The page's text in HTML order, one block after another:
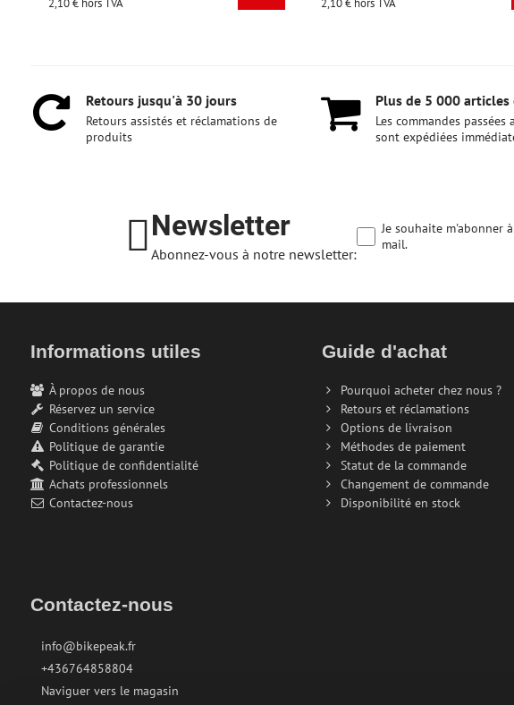
2,10 € hors TVA 2,10 € hors TVA
Retours jusqu'à 30 jours
Retours assistés et réclamations de
produits
Plus de 5 000 articles
Les commandes passées
sont expédiées
Newsletter
Abonnez-vous à notre newsletter:
Je souhaite m'abonner
mail.
Informations utiles
À propos de nous
Réservez un service
Conditions générales
Politique de garantie
Politique de confidentialité
Achats professionnels
Contactez-nous
Guide d'achat
Pourquoi acheter chez nous ?
Retours et réclamations
Options de livraison
Méthodes de paiement
Statut de la commande
Changement de commande
Disponibilité en stock
Contactez-nous
info@bikepeak.fr
+436764858804
Naviguer vers le magasin